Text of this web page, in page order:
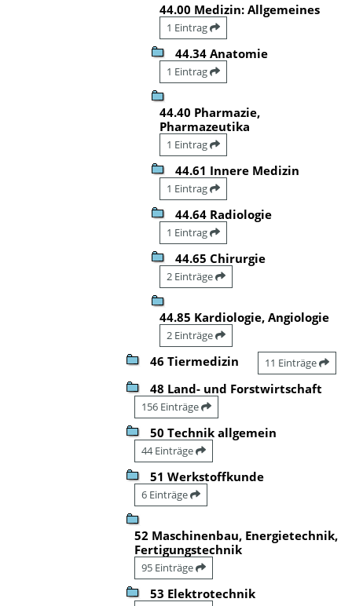
44.00 Medizin: Allgemeines
1 Eintrag
44.34 Anatomie
1 Eintrag
44.40 Pharmazie,
Pharmazeutika
1 Eintrag
44.61 Innere Medizin
1 Eintrag
44.64 Radiologie
1 Eintrag
44.65 Chirurgie
2 Einträge
44.85 Kardiologie, Angiologie
2 Einträge
46 Tiermedizin 11 Einträge
48 Land- und Forstwirtschaft
156 Einträge
50 Technik allgemein
44 Einträge
51 Werkstoffkunde
6 Einträge
52 Maschinenbau, Energietechnik,
Fertigungstechnik
95 Einträge
53 Elektrotechnik